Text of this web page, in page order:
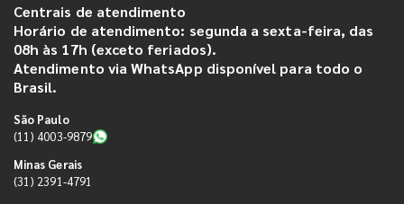
Centrais de atendimento
Horário de atendimento: segunda a sexta-feira, das
08h às 17h (exceto feriados).
Atendimento via WhatsApp disponível para todo o
Brasil.
São Paulo
(11) 4003-9879
Minas Gerais
(31) 2391-4791